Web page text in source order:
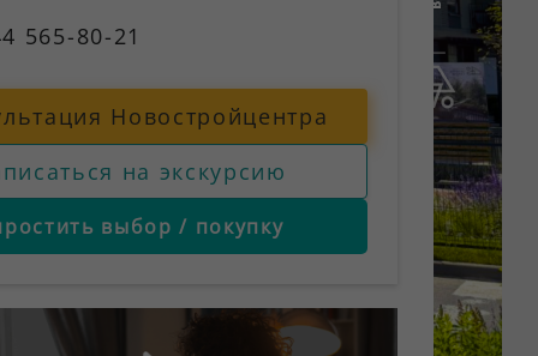
565-80-21
Новостройцентра
на экскурсию
выбор / покупку